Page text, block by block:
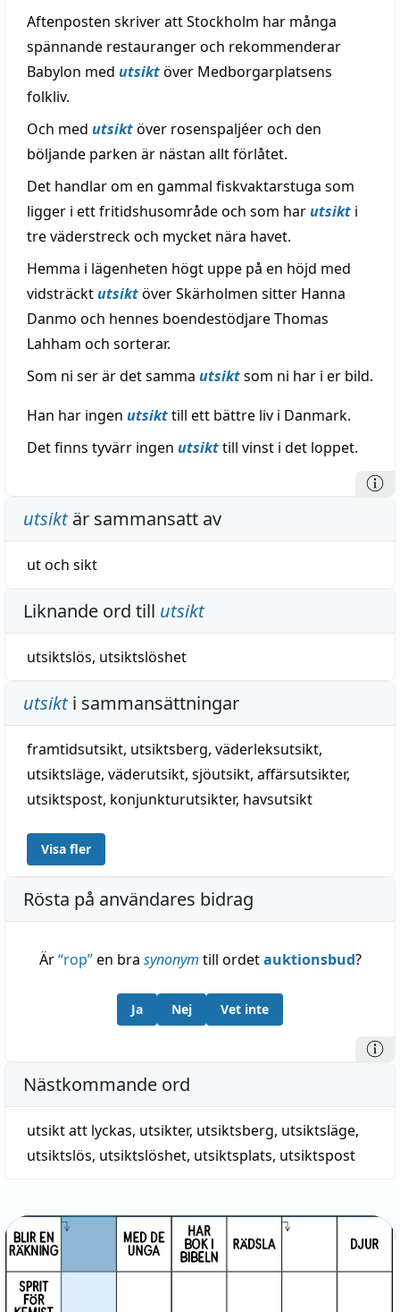
Aftenposten skriver att Stockholm har många
spännande restauranger och rekommenderar
Babylon med utsiktöver Medborgarplatsens
folkliv.
Och med utsiktöver rosenspaljéer och den
böljande parken är nästan allt förlåtet.
Det handlar om en gammal fiskvaktarstuga som
ligger i ett fritidshusområde och som harutsikt i
tre väderstreck och mycket nära havet.
Hemma i lägenheten högt uppe på en höjd med
vidsträcktutsiktöver Skärholmen sitter Hanna
Danmo och hennes boendestödjare Thomas
Lahham och sorterar.
Som ni ser är det samma utsiktsom ni har i er bild.
Han har ingen utsikttill ett bättre liv i Danmark.
Det finns tyvärr ingen utsikttill vinst i det loppet.
utsiktär sammansatt av
utoch sikt
Liknande ord till utsikt
utsiktslös, utsiktslöshet
utsikti sammansättningar
framtidsutsikt, utsiktsberg, väderleksutsikt,
utsiktsläge, väderutsikt, sjöutsikt, affärsutsikter,
utsiktspost, konjunkturutsikter, havsutsikt
Visa fler
Rösta på användares bidrag
Är“rop”en bra synonym till ordetauktionsbud?
Ja Nej Vet inte
Nästkommande ord
utsikt att lyckas, utsikter, utsiktsberg, utsiktsläge,
utsiktslös, utsiktslöshet, utsiktsplats, utsiktspost